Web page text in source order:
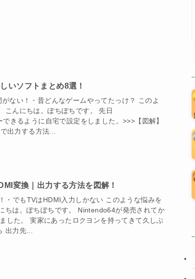
いソフトまとめ8選！
がない！・昔どんなゲームやってたっけ？ このよ
こんにちは。ぽちぽちです。 先日
きるように自宅で設定をしました。>>>【図解】
出力する方法...
変換｜出力する方法を図解！
・でもTVはHDMI入力しかない このような悩みを
ちは。ぽちぽちです。 Nintendo64が発売されてか
した。 実家にあったロクヨンを持ってきて久しぶ
出力先...